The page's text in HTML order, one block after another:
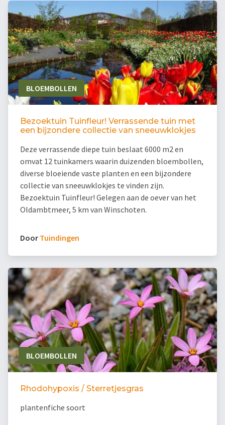
BLOEMBOLLEN
Bezoektuin Tuinfleur! Verrassende tuin met
een bijzondere collectie van sneeuwklokjes
Deze verrassende diepe tuin beslaat 6000 m2 en
omvat 12 tuinkamers waarin duizenden bloembollen,
diverse bloeiende vaste planten en een bijzondere
collectie van sneeuwklokjes te vinden zijn.
Bezoektuin Tuinfleur! Gelegen aan de oever van het
Oldambtmeer, 5 km van Winschoten.
Door Tuindingen
BLOEMBOLLEN
Rhodohypoxis / Sterretjesgras
plantenfiche soort